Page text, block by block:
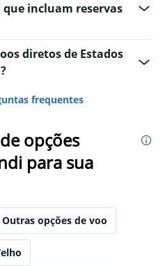
incluam reservas
diretos de Estados
frequentes
opções
para sua
Outras opções de voo